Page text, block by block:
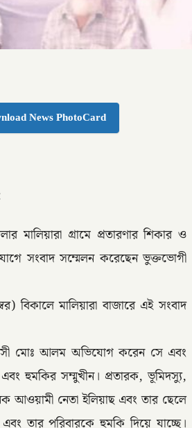
News PhotoCard
মালিয়ারা গ্রামে প্রতারণার শিকার ও
সংবাদ সম্মেলন করেছেন ভুক্তভোগী
বিকালে মালিয়ারা বাজারে এই সংবাদ
মোঃ আলম অভিযোগ করেন সে এবং
এবং হুমকির সম্মুখীন। প্রতারক, ভূমিদস্যু,
আওয়ামী নেতা ইলিয়াছ এবং তার ছেলে
তার পরিবারকে হুমকি দিয়ে যাচ্ছে।